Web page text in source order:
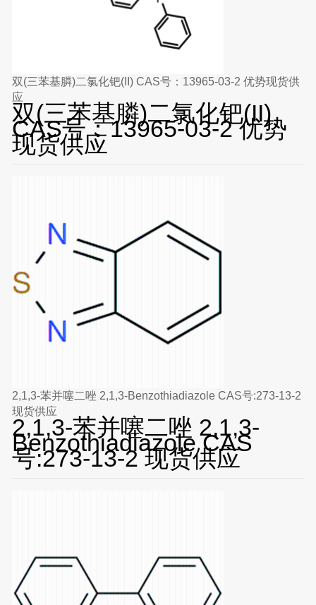
双(三苯基膦)二氯化钯(II) CAS号：13965-03-2 优势现货供
应
双(三苯基膦)二氯化钯(II)
CAS号：13965-03-2 优势
现货供应
2,1,3-苯并噻二唑 2,1,3-Benzothiadiazole CAS号:273-13-2
现货供应
2,1,3-苯并噻二唑 2,1,3-
Benzothiadiazole CAS
号:273-13-2 现货供应